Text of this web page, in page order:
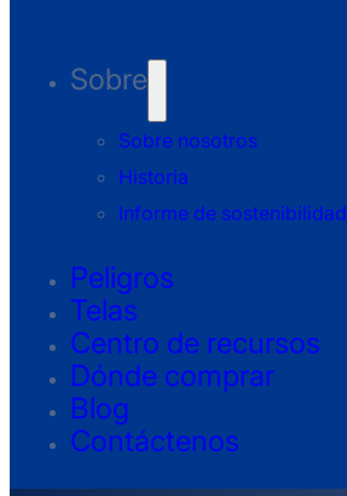
Sobre
Sobre nosotros
Historia
Informe de sostenibilidad
Peligros
Telas
Centro de recursos
Dónde comprar
Blog
Contáctenos